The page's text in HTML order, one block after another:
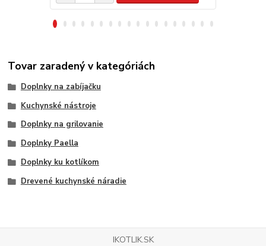
Tovar zaradený v kategóriách
Doplnky na zabíjačku
Kuchynské nástroje
Doplnky na grilovanie
Doplnky Paella
Doplnky ku kotlíkom
Drevené kuchynské náradie
IKOTLIK.SK